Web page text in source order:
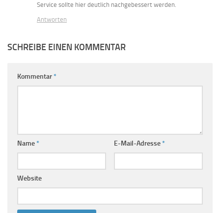
Service sollte hier deutlich nachgebessert werden.
Antworten
SCHREIBE EINEN KOMMENTAR
Kommentar*
Name* E-Mail-Adresse*
Website